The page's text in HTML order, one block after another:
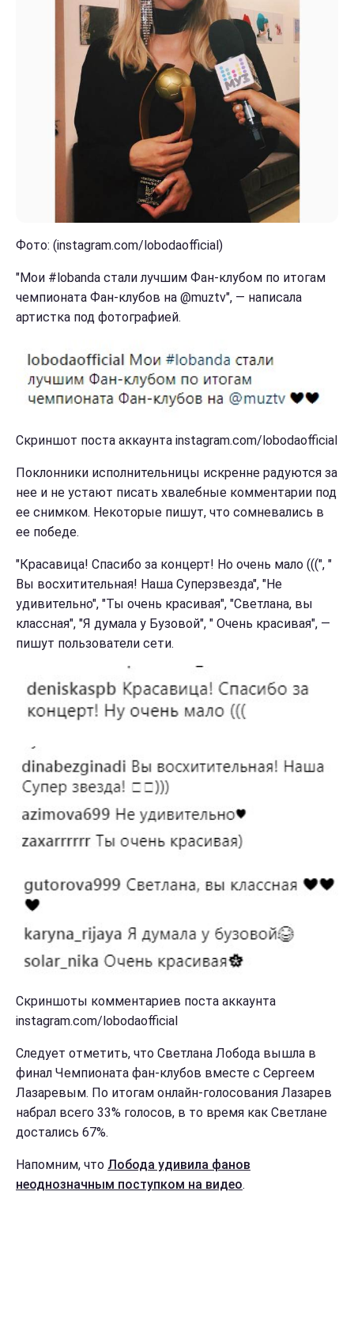
Фото: (instagram.com/lobodaofficial)
"Мои #lobanda стали лучшим Фан-клубом по итогам
чемпионата Фан-клубов на @muztv", — написала
артистка под фотографией.
Скриншот поста аккаунта instagram.com/lobodaofficial
Поклонники исполнительницы искренне радуются за
нее и не устают писать хвалебные комментарии под
ее снимком. Некоторые пишут, что сомневались в
ее победе.
"Красавица! Спасибо за концерт! Но очень мало (((", "
Вы восхитительная! Наша Суперзвезда", "Не
удивительно", "Ты очень красивая", "Светлана, вы
классная", "Я думала у Бузовой", " Очень красивая", —
пишут пользователи сети.
Скриншоты комментариев поста аккаунта
instagram.com/lobodaofficial
Следует отметить, что Светлана Лобода вышла в
финал Чемпионата фан-клубов вместе с Сергеем
Лазаревым. По итогам онлайн-голосования Лазарев
набрал всего 33% голосов, в то время как Светлане
достались 67%.
Напомним, что Лобода удивила фанов
неоднозначным поступком на видео.